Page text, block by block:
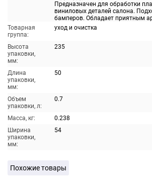
Предназначен для обработки
виниловых деталей салона.
бамперов. Обладает приятным
Товарная
группа:
уход и очистка
Высота
упаковки,
мм:
235
Длина
упаковки,
мм:
50
Объем
упаковки, л:
0.7
Масса, кг:
0.238
Ширина
упаковки,
мм:
54
Похожие товары